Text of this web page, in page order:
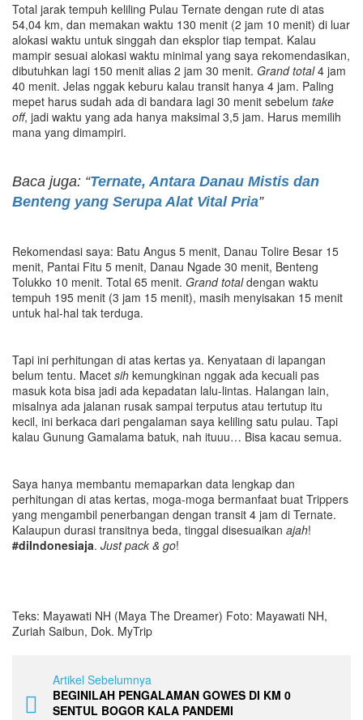
Total jarak tempuh keliling Pulau Ternate dengan rute di atas
54,04 km, dan memakan waktu 130 menit (2 jam 10 menit) di luar
alokasi waktu untuk singgah dan eksplor tiap tempat. Kalau
mampir sesuai alokasi waktu minimal yang saya rekomendasikan,
dibutuhkan lagi 150 menit alias 2 jam 30 menit. Grand total4 jam
40 menit. Jelas nggak keburu kalau transit hanya 4 jam. Paling
mepet harus sudah ada di bandara lagi 30 menit sebelum take
off, jadi waktu yang ada hanya maksimal 3,5 jam. Harus memilih
mana yang dimampiri.
Baca juga: “Ternate, Antara Danau Mistis dan
Benteng yang Serupa Alat Vital Pria”
Rekomendasi saya: Batu Angus 5 menit, Danau Tolire Besar 15
menit, Pantai Fitu 5 menit, Danau Ngade 30 menit, Benteng
Tolukko 10 menit. Total 65 menit. Grand totaldengan waktu
tempuh 195 menit (3 jam 15 menit), masih menyisakan 15 menit
untuk hal-hal tak terduga.
Tapi ini perhitungan di atas kertas ya. Kenyataan di lapangan
belum tentu. Macet sih kemungkinan nggak ada kecuali pas
masuk kota bisa jadi ada kepadatan lalu-lintas. Halangan lain,
misalnya ada jalanan rusak sampai terputus atau tertutup itu
kecil, ini berkaca dari pengalaman saya keliling satu pulau. Tapi
kalau Gunung Gamalama batuk, nah ituuu… Bisa kacau semua.
Saya hanya membantu memaparkan data lengkap dan
perhitungan di atas kertas, moga-moga bermanfaat buat Trippers
yang mengambil penerbangan dengan transit 4 jam di Ternate.
Kalaupun durasi transitnya beda, tinggal disesuaikan ajah!
#diIndonesiaja. Just pack & go!
Teks: Mayawati NH (Maya The Dreamer) Foto: Mayawati NH,
Zuriah Saibun, Dok. MyTrip
Artikel Sebelumnya
BEGINILAH PENGALAMAN GOWES DI KM 0
SENTUL BOGOR KALA PANDEMI